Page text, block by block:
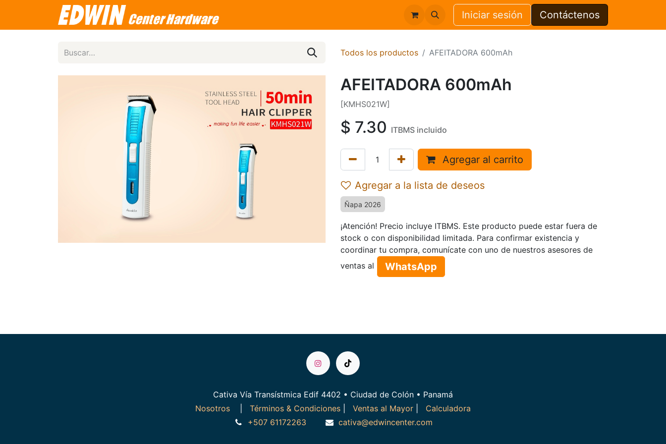
Iniciar sesión Contáctenos
Todos los productos AFEITADORA 600mAh
AFEITADORA 600mAh
[KMHS021W]
$ 7.30 ITBMS incluido
Agregar al carrito
Agregar a la lista de deseos
Ñapa 2026
¡Atención! Precio incluye ITBMS. Este producto puede estar fuera de
stock o con disponibilidad limitada. Para confirmar existencia y
coordinar tu compra, comunícate con uno de nuestros asesores de
ventas al
WhatsApp​​​​
Cativa Vía Transístmica Edif 4402 • Ciudad de Colón • Panamá
Nosotros
Términos & Condiciones Ventas al Mayor
Calculadora
+507 61172263
cativa@edwincenter.com